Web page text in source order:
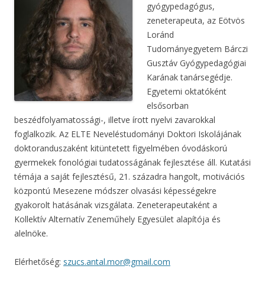
gyógypedagógus,
zeneterapeuta, az Eötvös
Loránd
Tudományegyetem Bárczi
Gusztáv Gyógypedagógiai
Karának tanársegédje.
Egyetemi oktatóként
elsősorban
beszédfolyamatossági-, illetve írott nyelvi zavarokkal
foglalkozik. Az ELTE Neveléstudományi Doktori Iskolájának
doktoranduszaként kitüntetett figyelmében óvodáskorú
gyermekek fonológiai tudatosságának fejlesztése áll. Kutatási
témája a saját fejlesztésű, 21. századra hangolt, motivációs
központú Mesezene módszer olvasási képességekre
gyakorolt hatásának vizsgálata. Zeneterapeutaként a
Kollektív Alternatív Zeneműhely Egyesület alapítója és
alelnöke.
Elérhetőség: szucs.antal.mor@gmail.com